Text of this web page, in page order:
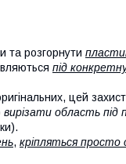
та розгорнути
під
цей
вирізати область під
, кріпляться просто